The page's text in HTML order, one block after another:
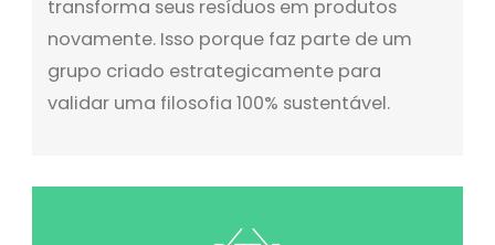
transforma seus resíduos em produtos
novamente. Isso porque faz parte de um
grupo criado estrategicamente para
validar uma filosofia 100% sustentável.